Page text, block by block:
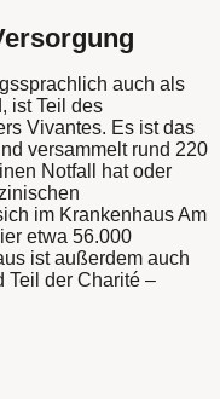
auch als
ist Teil des
Vivantes. Es ist das
versammelt rund 220
Notfall hat oder
im Krankenhaus Am
etwa 56.000
ist außerdem auch
Teil der Charité –